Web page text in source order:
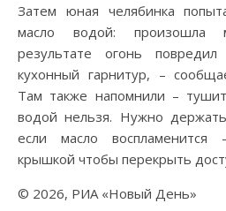
Затем юная челябинка
масло водой:
результате огонь
кухонный гарнитур, –
Там также напомнили –
водой нельзя. Нужно
если масло воспламенится
крышкой чтобы перекрыть
© 2026, РИА «Новый День»